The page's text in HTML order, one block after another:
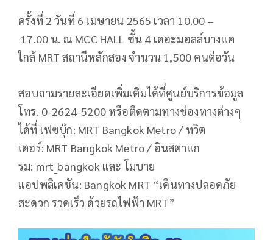
ครั้งที่ 2 วันที่ 6 เมษายน 2565 เวลา 10.00 –
17.00 น. ณ MCC HALL ชั้น 4 เดอะมอลล์บางแค
ใกล้ MRT สถานีหลักสอง จำนวน 1,500 คนต่อวัน
สอบถามรายละเอียดเพิ่มเติมได้ที่ศูนย์บริการข้อมูล
โทร. 0-2624-5200 หรือติดตามทางช่องทางต่างๆ
ได้ที่ เฟซบุ๊ก: MRT Bangkok Metro / ทวิต
เตอร์: MRT Bangkok Metro / อินสตาแก
รม: mrt_bangkok และ โมบาย
แอปพลิเคชัน: Bangkok MRT “เดินทางปลอดภัย
สะดวก รวดเร็ว ด้วยรถไฟฟ้า MRT”